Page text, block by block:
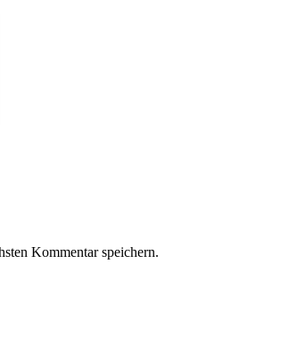
Kommentar speichern.